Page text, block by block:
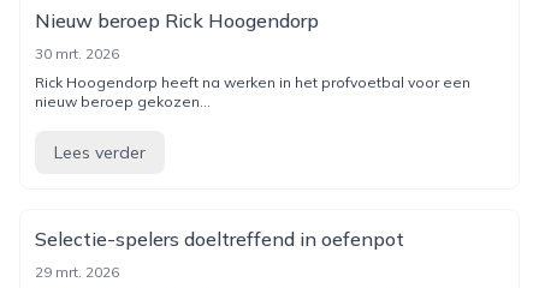
Nieuw beroep Rick Hoogendorp
30 mrt. 2026
Rick Hoogendorp heeft na werken in het profvoetbal voor een
nieuw beroep gekozen...
Lees verder
Selectie-spelers doeltreffend in oefenpot
29 mrt. 2026